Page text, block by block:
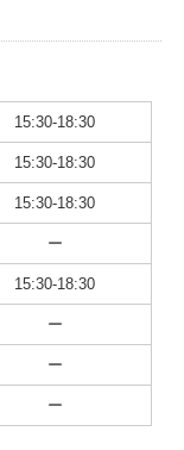
15:30-18:30
15:30-18:30
15:30-18:30
ー
15:30-18:30
ー
ー
ー